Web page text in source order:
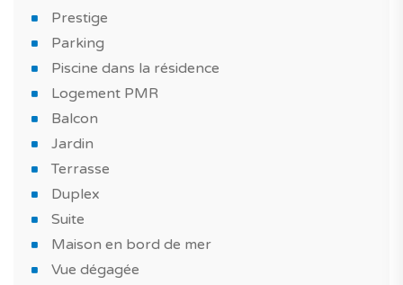
Prestige
Parking
Piscine dans la résidence
Logement PMR
Balcon
Jardin
Terrasse
Duplex
Suite
Maison en bord de mer
Vue dégagée